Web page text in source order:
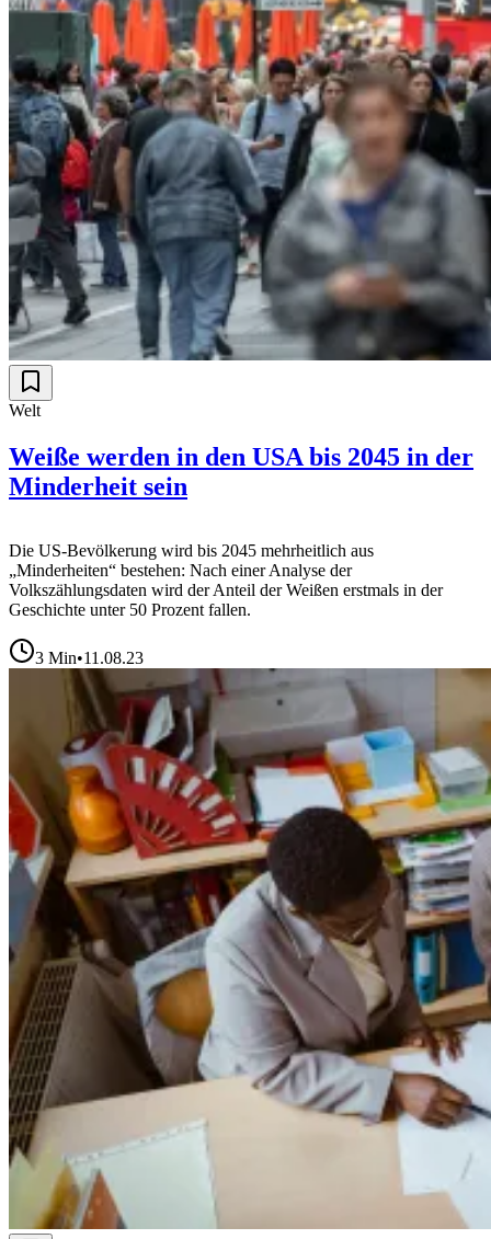
Welt
Weiße werden in den USA bis 2045 in der
Minderheit sein
Die US-Bevölkerung wird bis 2045 mehrheitlich aus
„Minderheiten“ bestehen: Nach einer Analyse der
Volkszählungsdaten wird der Anteil der Weißen erstmals in der
Geschichte unter 50 Prozent fallen.
3 Min•11.08.23